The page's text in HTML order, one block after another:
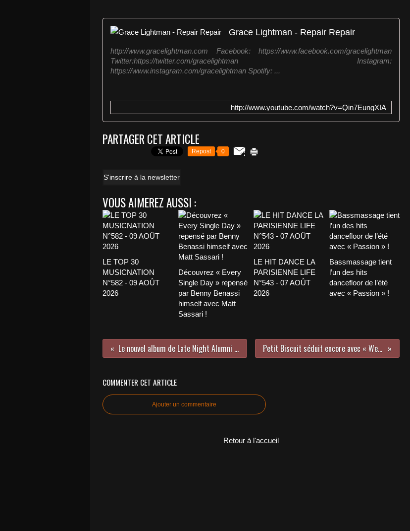
Grace Lightman - Repair Repair
http://www.gracelightman.com Facebook: https://www.facebook.com/gracelightman
Twitter:https://twitter.com/gracelightman Instagram:
https://www.instagram.com/gracelightman Spotify: ...
http://www.youtube.com/watch?v=Qin7EungXIA
PARTAGER CET ARTICLE
Repost 0
S'inscrire à la newsletter
VOUS AIMEREZ AUSSI :
LE TOP 30
MUSICNATION
N°582 - 09 AOÛT
2026
Découvrez « Every
Single Day » repensé
par Benny Benassi
himself avec Matt
Sassari !
LE HIT DANCE LA
PARISIENNE LIFE
N°543 - 07 AOÛT
2026
Bassmassage tient
l’un des hits
dancefloor de l’été
avec « Passion » !
Le nouvel album de Late Night Alumni est disponible ! Petit Biscuit séduit encore avec « We Were Young » !
COMMENTER CET ARTICLE
Ajouter un commentaire
Retour à l'accueil